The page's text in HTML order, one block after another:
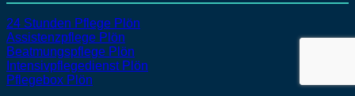
24 Stunden Pflege Plön
Assistenzpflege Plön
Beatmungspflege Plön
Intensivpflegedienst Plön
Pflegebox Plön